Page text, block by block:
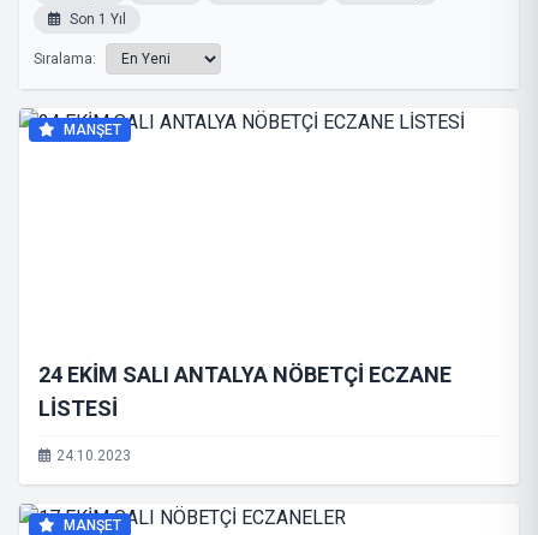
Son 1 Yıl
Sıralama:
MANŞET
24 EKİM SALI ANTALYA NÖBETÇİ ECZANE
LİSTESİ
24.10.2023
MANŞET